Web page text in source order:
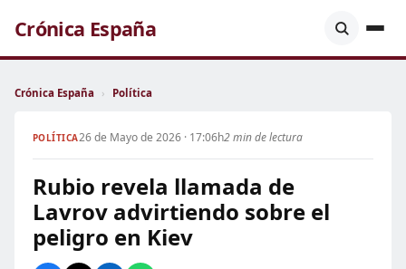
Crónica España
Crónica España › Política
POLÍTICA26 de Mayo de 2026 · 17:06h2 min de lectura
Rubio revela llamada de
Lavrov advirtiendo sobre el
peligro en Kiev